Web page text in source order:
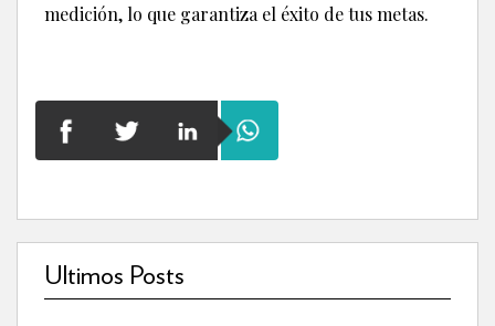
medición, lo que garantiza el éxito de tus metas.
Ultimos Posts